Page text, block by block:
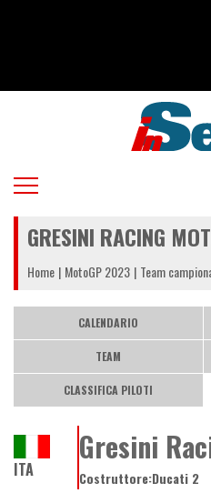
GRESINI RACING
Home MotoGP 2023 Team
CALENDARIO
TEAM
CLASSIFICA PILOTI
Gresini
Costruttore:Ducati 2
ITA